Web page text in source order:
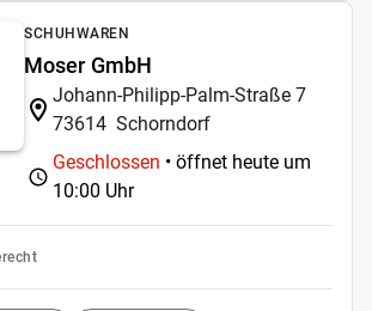
SCHUHWAREN
Moser GmbH
Johann-Philipp-Palm-Straße 7
73614 Schorndorf
Geschlossen • öffnet heute um
10:00 Uhr